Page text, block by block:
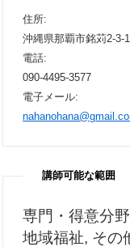
住所:
沖縄県那覇市銘苅2-
電話:
090-4495-3577
電子メール:
講師可能な範囲
専門・得意分
地域福祉, その